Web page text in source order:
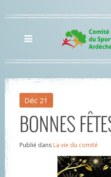
Déc 21
BONNES
Publié dans La vie du comité